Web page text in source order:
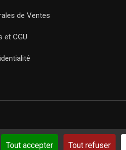
Tout accepter Tout refuser
de Ventes
et CGU
sur mesurepar iSoluce